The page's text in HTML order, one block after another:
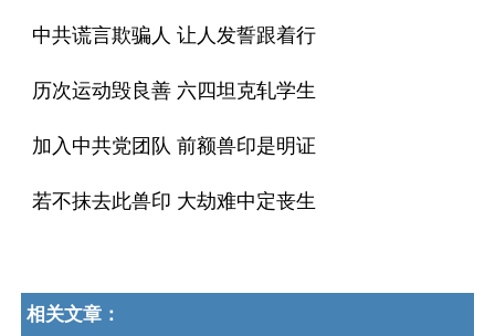
中共谎言欺骗人 让人发誓跟着行
历次运动毁良善 六四坦克轧学生
加入中共党团队 前额兽印是明证
若不抹去此兽印 大劫难中定丧生
相关文章：